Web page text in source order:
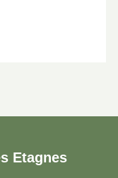
Etagnes